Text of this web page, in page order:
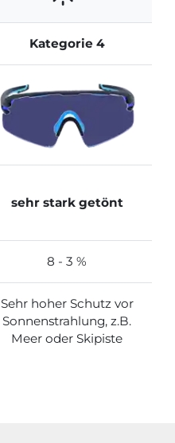
Kategorie 4
sehr stark getönt
8 - 3 %
Sehr hoher Schutz vor
Sonnenstrahlung, z.B.
Meer oder Skipiste